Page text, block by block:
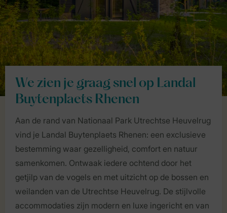
We zien je graag snel op Landal
Buytenplaets Rhenen
Aan de rand van Nationaal Park Utrechtse Heuvelrug
vind je Landal Buytenplaets Rhenen: een exclusieve
bestemming waar gezelligheid, comfort en natuur
samenkomen. Ontwaak iedere ochtend door het
getjilp van de vogels en met uitzicht op de bossen en
weilanden van de Utrechtse Heuvelrug. De stijlvolle
accommodaties zijn modern en luxe ingericht en van